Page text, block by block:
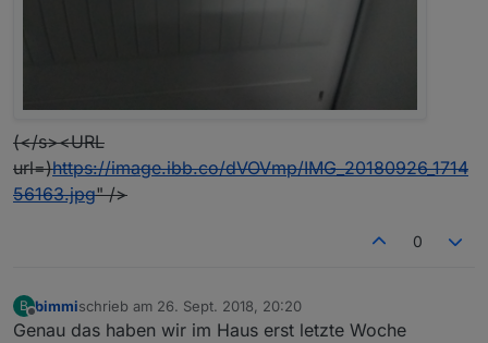
(</s><URL
url=)https://image.ibb.co/dVOVmp/IMG_20180926_1714
56163.jpg" />
0
B bimmischrieb am 26. Sept. 2018, 20:20
zuletzt editiert von
Genau das haben wir im Haus erst letzte Woche